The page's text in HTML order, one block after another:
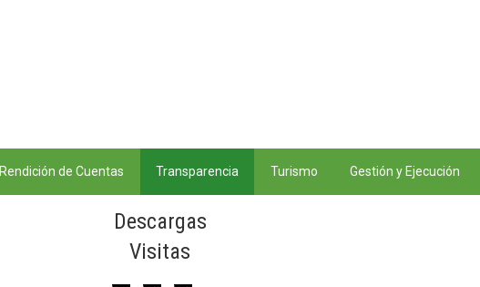
Rendición de Cuentas Transparencia Turismo Gestión y Ejecución
Descargas
Visitas